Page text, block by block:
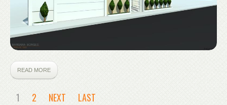
READ MORE
1 2 NEXT LAST